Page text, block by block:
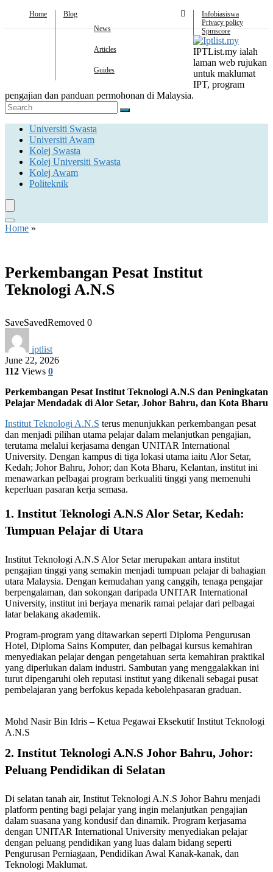
Home
Blog
News
Articles
Guides
Infobiasiswa
Privacy policy
Spmscore
IPTList.my ialah
laman web rujukan
untuk maklumat
IPT, program
pengajian dan panduan permohonan di Malaysia.
Universiti Swasta
Universiti Awam
Kolej Swasta
Kolej Universiti Swasta
Kolej Awam
Politeknik
Home »
Perkembangan Pesat Institut
Teknologi A.N.S
SaveSavedRemoved 0
iptlist
June 22, 2026
112 Views 0
Perkembangan Pesat Institut Teknologi A.N.S dan Peningkatan
Pelajar Mendadak di Alor Setar, Johor Bahru, dan Kota Bharu
Institut Teknologi A.N.S terus menunjukkan perkembangan pesat
dan menjadi pilihan utama pelajar dalam melanjutkan pengajian,
terutama melalui kerjasama dengan UNITAR International
University. Dengan kampus di tiga lokasi utama iaitu Alor Setar,
Kedah; Johor Bahru, Johor; dan Kota Bharu, Kelantan, institut ini
menawarkan pelbagai program berkualiti tinggi yang memenuhi
keperluan pasaran kerja semasa.
1. Institut Teknologi A.N.S Alor Setar, Kedah:
Tumpuan Pelajar di Utara
Institut Teknologi A.N.S Alor Setar merupakan antara institut
pengajian tinggi yang semakin menjadi tumpuan pelajar di bahagian
utara Malaysia. Dengan kemudahan yang canggih, tenaga pengajar
berpengalaman, dan sokongan daripada UNITAR International
University, institut ini berjaya menarik ramai pelajar dari pelbagai
latar belakang akademik.
Program-program yang ditawarkan seperti Diploma Pengurusan
Hotel, Diploma Sains Komputer, dan pelbagai kursus kemahiran
menyediakan pelajar dengan pengetahuan serta kemahiran praktikal
yang diperlukan dalam industri. Sambutan yang menggalakkan ini
turut dipengaruhi oleh reputasi institut yang dikenali sebagai pusat
pembelajaran yang berfokus kepada kebolehpasaran graduan.
Mohd Nasir Bin Idris – Ketua Pegawai Eksekutif Institut Teknologi
A.N.S
2. Institut Teknologi A.N.S Johor Bahru, Johor:
Peluang Pendidikan di Selatan
Di selatan tanah air, Institut Teknologi A.N.S Johor Bahru menjadi
platform penting bagi pelajar yang ingin melanjutkan pengajian
dalam suasana yang kondusif dan dinamik. Program kerjasama
dengan UNITAR International University menyediakan pelajar
dengan peluang pendidikan yang luas dalam bidang seperti
Pengurusan Perniagaan, Pendidikan Awal Kanak-kanak, dan
Teknologi Maklumat.